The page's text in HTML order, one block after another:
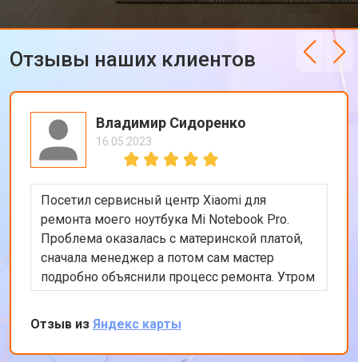
Отзывы наших клиентов
Владимир Сидоренко
16.05.2023
Посетил сервисный центр Xiaomi для
ремонта моего ноутбука Mi Notebook Pro.
Проблема оказалась с материнской платой,
сначала менеджер а потом сам мастер
подробно объяснили процесс ремонта. Утром
оставил заявку, в обед курьер приехал и к
вечеру ноутбук был готов-очень быстро.
Впечатлен оперативностью и качеством
ремонта.
Отзыв из Яндекс карты